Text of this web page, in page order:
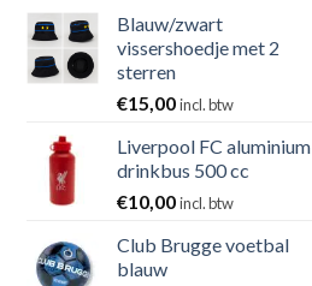
Blauw/zwart
vissershoedje met 2
sterren
€15,00incl. btw
Liverpool FC aluminium
drinkbus 500 cc
€10,00incl. btw
Club Brugge voetbal
blauw